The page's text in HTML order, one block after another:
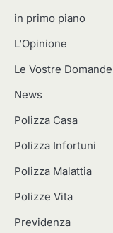
in primo piano
L'Opinione
Le Vostre Domande
News
Polizza Casa
Polizza Infortuni
Polizza Malattia
Polizze Vita
Previdenza